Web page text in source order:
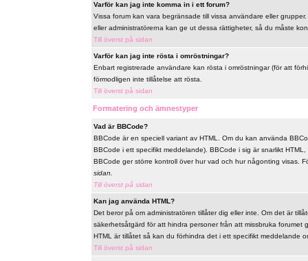
Varför kan jag inte komma in i ett forum?
Vissa forum kan vara begränsade till vissa användare eller
eller administratörerna kan ge ut dessa rättigheter, så du måste
Till överst på sidan
Varför kan jag inte rösta i omröstningar?
Enbart registrerade användare kan rösta i omröstningar (för att
förmodligen inte tillåtelse att rösta.
Till överst på sidan
Formatering och ämnestyper
Vad är BBCode?
BBCode är en speciell variant av HTML. Om du kan använda
BBCode i ett specifikt meddelande). BBCode i sig är snarlikt
BBCode ger större kontroll över hur vad och hur någonting visas.
sidan.
Till överst på sidan
Kan jag använda HTML?
Det beror på om administratören tillåter dig eller inte. Om det är
säkerhetsåtgärd för att hindra personer från att missbruka
HTML är tillåtet så kan du förhindra det i ett specifikt meddelande
Till överst på sidan